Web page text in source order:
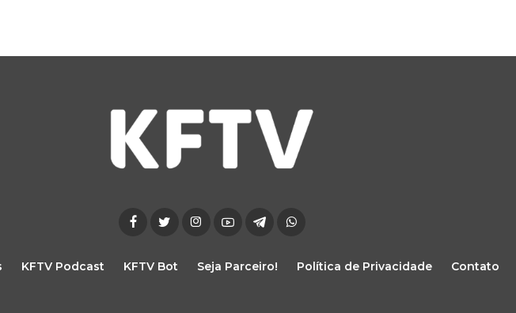
KFTV Podcast KFTV Bot Seja Parceiro! Política de Privacidade Contato